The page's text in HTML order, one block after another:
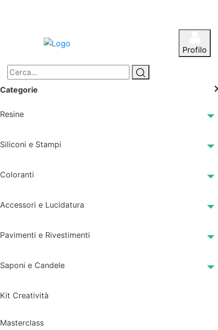
Profilo
Categorie
Resine
Siliconi e Stampi
Coloranti
Accessori e Lucidatura
Pavimenti e Rivestimenti
Saponi e Candele
Kit Creatività
Masterclass